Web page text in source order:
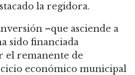
la regidora.
–que asciende a
sido financiada
el remanente de
económico municipal